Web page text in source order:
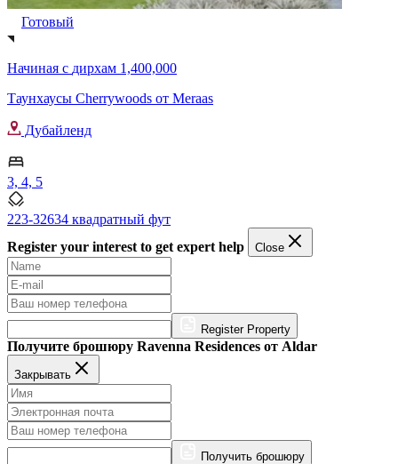
Готовый
Начиная с дирхам 1,400,000
Таунхаусы Cherrywoods от Meraas
Дубайленд
3, 4, 5
223-32634 квадратный фут
Register your interest to get expert help
Close
Register Property
Получите брошюру Ravenna Residences от Aldar
Закрывать
Получить брошюру